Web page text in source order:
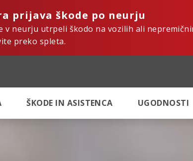
prijava škode po neurju
v neurju utrpeli škodo na vozilih ali
preko spleta.
ŠKODE IN ASISTENCA UGODNOSTI